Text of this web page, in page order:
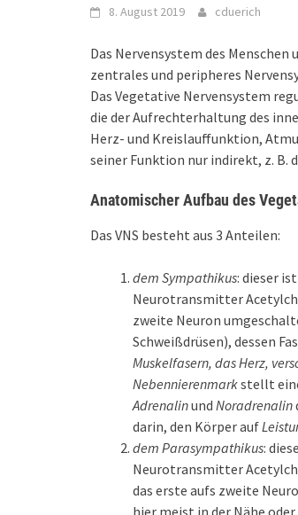
8. August 2019 cduerich
Das Nervensystem des
zentrales und peripheres
Das Vegetative Nervensystem
die der Aufrechterhaltung des
Herz- und Kreislauffunktion,
seiner Funktion nur indirekt, z. B.
Anatomischer Aufbau des
Das VNS besteht aus 3 Anteilen:
dem Sympathikus: dieser
Neurotransmitter
zweite Neuron
Schweißdrüsen), dessen
Muskelfasern, das Herz,
Nebennierenmarkstellt
Adrenalinund Noradrenalin
darin, den Körper auf
dem Parasympathikus:
Neurotransmitter
das erste aufs zweite
hier meist in der Nähe